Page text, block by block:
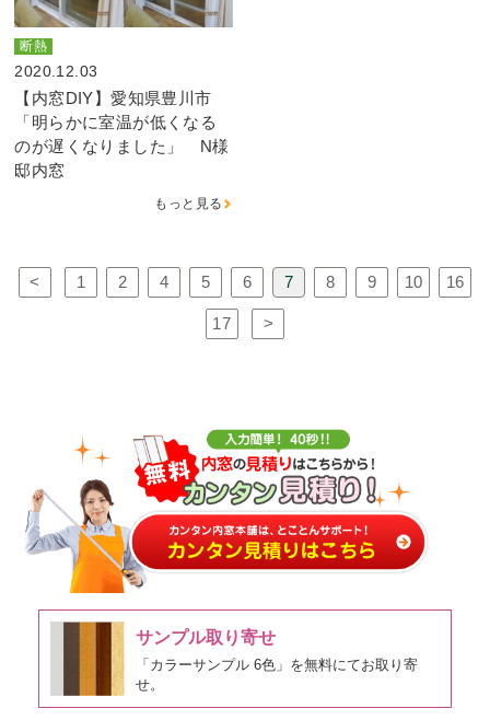
断熱
2020.12.03
【内窓DIY】愛知県豊川市
「明らかに室温が低くなる
のが遅くなりました」 N様
邸内窓
もっと見る
< 1 2 4 5 6 7 8 9 10 16
17 >
サンプル取り寄せ
「カラーサンプル 6色」を無料にてお取り寄
せ。